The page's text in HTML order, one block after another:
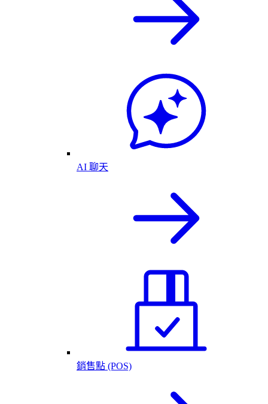
AI 聊天
銷售點 (POS)